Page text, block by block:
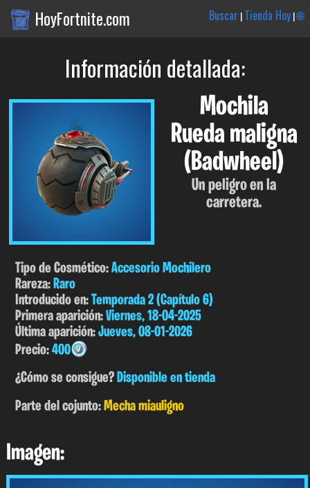
HoyFortnite.com Buscar |Tienda Hoy|🌐
Información detallada:
Mochila
Rueda maligna
(Badwheel)
Un peligro en la
carretera.
Tipo de Cosmético:Accesorio Mochilero
Rareza:Raro
Introducido en:Temporada 2 (Capítulo 6)
Primera aparición:Viernes, 18-04-2025
Última aparición:Jueves, 08-01-2026
Precio:400
¿Cómo se consigue?Disponible en tienda
Parte del cojunto:Mecha miauligno
Imagen: